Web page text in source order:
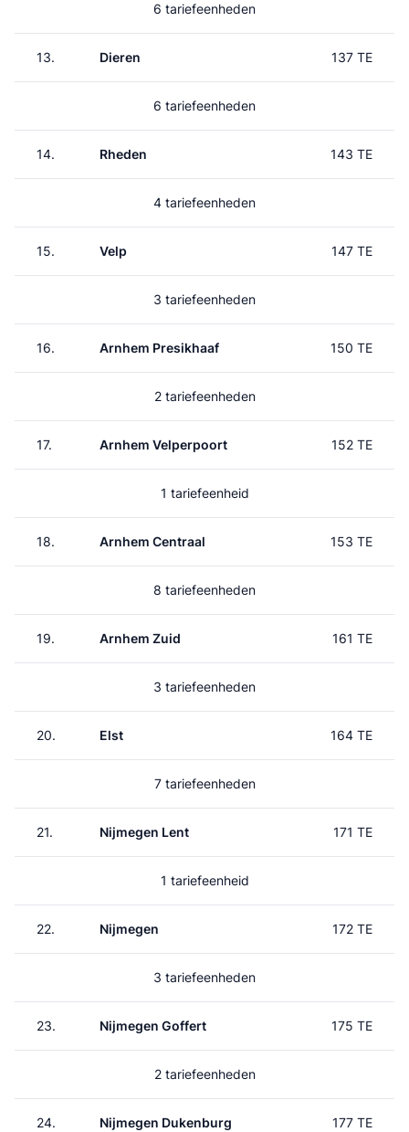
6 tariefeenheden
13. Dieren 137 TE
6 tariefeenheden
14. Rheden 143 TE
4 tariefeenheden
15. Velp 147 TE
3 tariefeenheden
16. Arnhem Presikhaaf 150 TE
2 tariefeenheden
17. Arnhem Velperpoort 152 TE
1 tariefeenheid
18. Arnhem Centraal 153 TE
8 tariefeenheden
19. Arnhem Zuid 161 TE
3 tariefeenheden
20. Elst 164 TE
7 tariefeenheden
21. Nijmegen Lent 171 TE
1 tariefeenheid
22. Nijmegen 172 TE
3 tariefeenheden
23. Nijmegen Goffert 175 TE
2 tariefeenheden
24. Nijmegen Dukenburg 177 TE